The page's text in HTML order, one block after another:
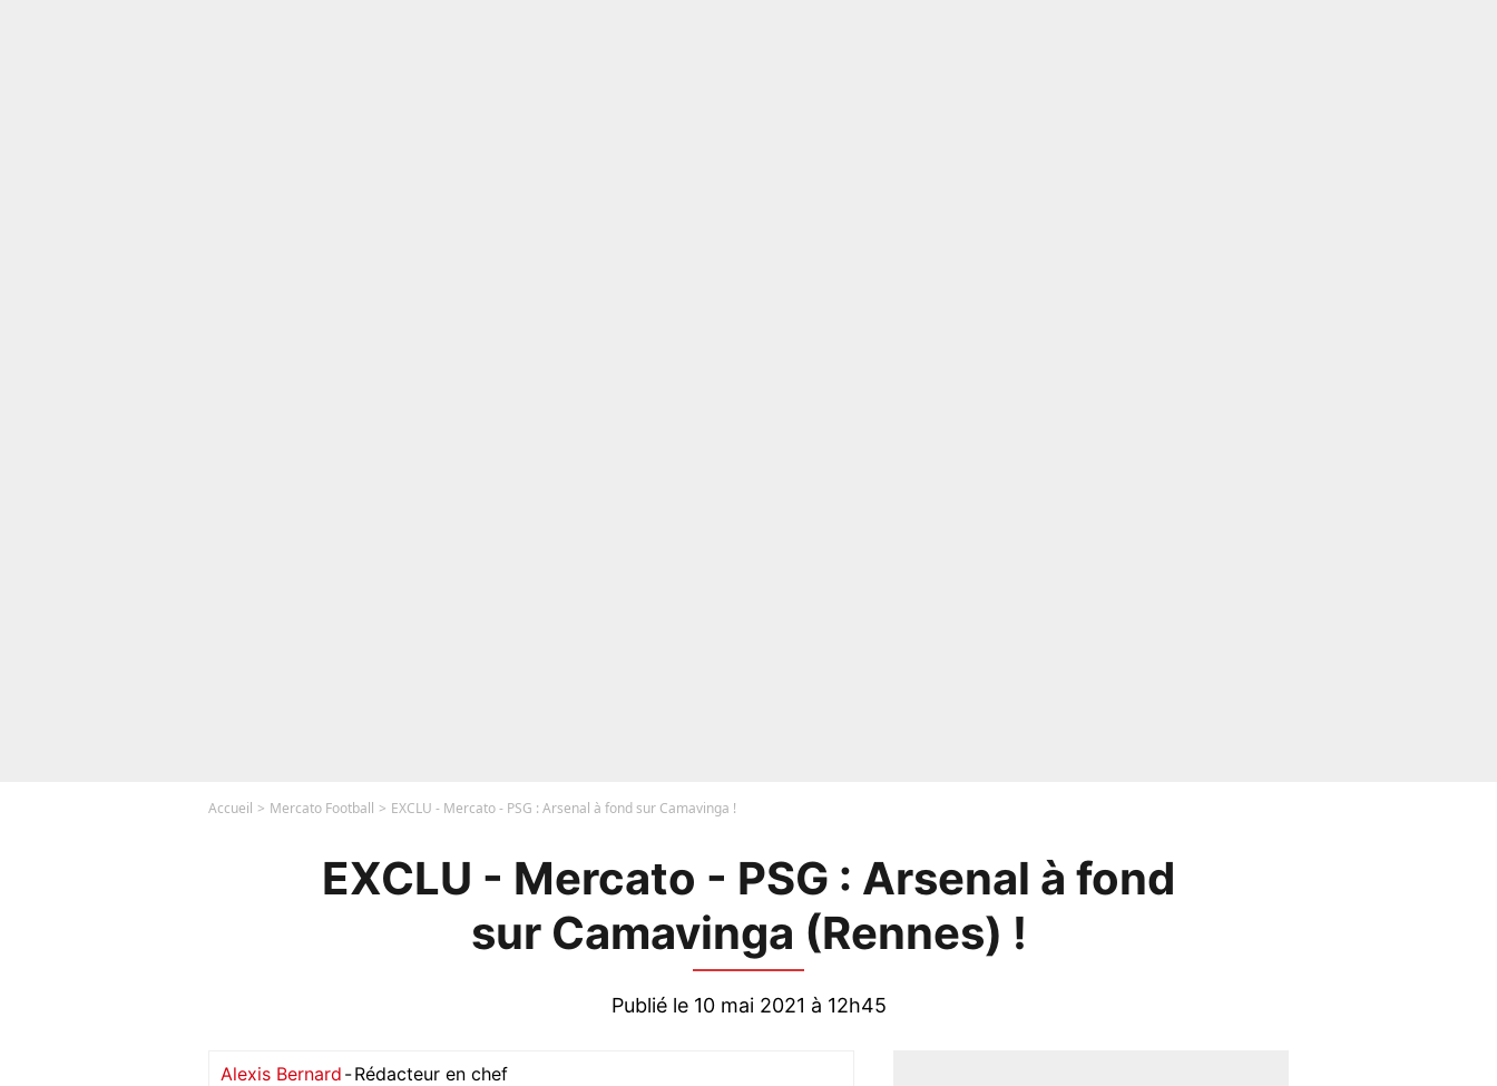
Accueil Mercato Football EXCLU - Mercato - PSG : Arsenal à fond sur Camavinga !
EXCLU - Mercato - PSG : Arsenal à fond
sur Camavinga (Rennes) !
Publié le 10 mai 2021 à 12h45
Alexis Bernard -Rédacteur en chef